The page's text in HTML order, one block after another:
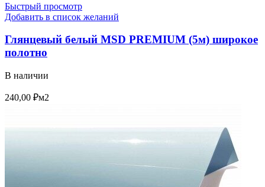
Быстрый просмотр
Добавить в список желаний
Глянцевый белый MSD PREMIUM (5м) широкое
полотно
В наличии
240,00 ₽м2